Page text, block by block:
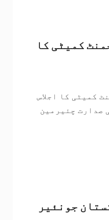
کمیٹی کا
کمیٹی کا اجلاس
صدارت چئیرمین
جونئیر